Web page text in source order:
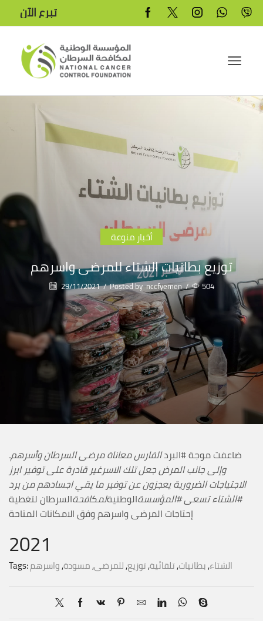
تبرع الآن
أخبار منوعة
توزيع بطانيات الشتاء للمرضى واسرهم
29/11/2021 / Posted by nccfyemen / 504
ضاعفت موجة #البردالقارس معاناة مرضى السرطان وأسرهم.
وإلى جانب المرض جعل تلك الاسرغير قادرة على توفير ابرز
الاجتياجات الضرورية يعجزون عن توفير ما يقي اجسادهم من برد
#الشتاء تسعى #المؤسسةالوطنيةلمكافحةالسرطان لتغطية
إحتاجات المرضى واسرهم وفق الامكانات المتاحة
2021
Tags: الشتاء,بطانيات,تلقائية,توزيع,للمرضى,مسودة,واسرهم